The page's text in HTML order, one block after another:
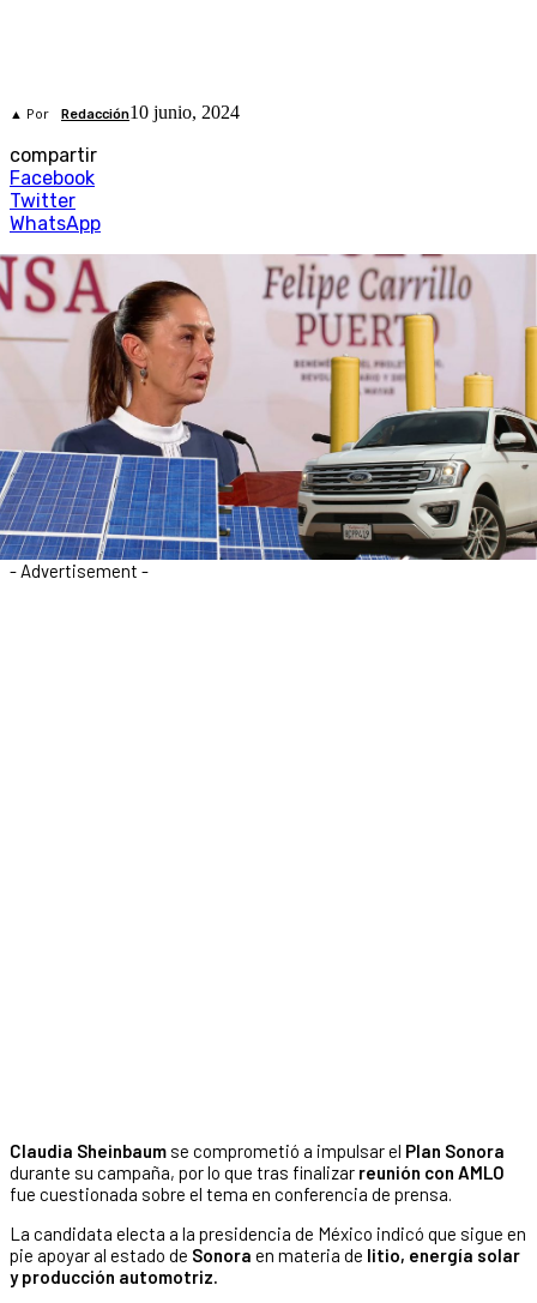
▲ Por Redacción10 junio, 2024
compartir
Facebook
Twitter
WhatsApp
- Advertisement -
Claudia Sheinbaum se comprometió a impulsar el Plan Sonora
durante su campaña, por lo que tras finalizar reunión con AMLO
fue cuestionada sobre el tema en conferencia de prensa.
La candidata electa a la presidencia de México indicó que sigue en
pie apoyar al estado de Sonora en materia de litio, energía solar
y producción automotriz.